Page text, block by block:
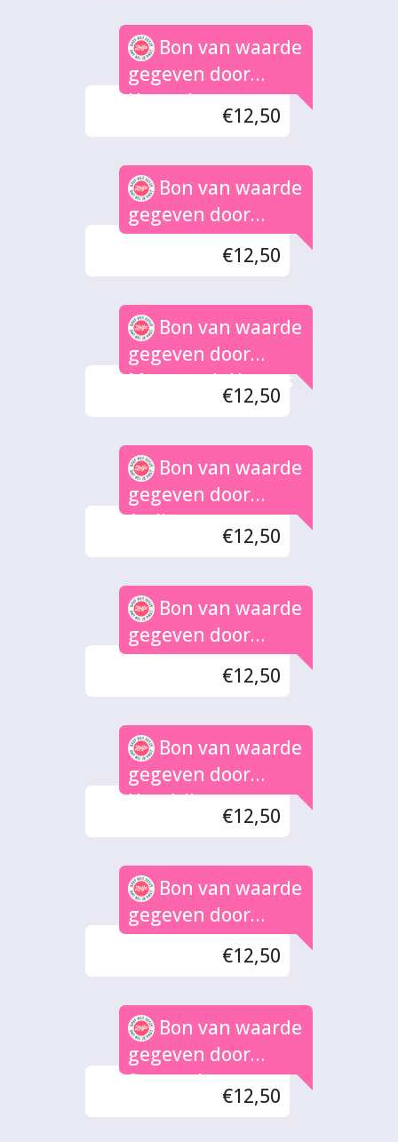
Bon van waarde
gegeven door
Hannah
€12,50
Bon van waarde
gegeven door
Astrid
€12,50
Bon van waarde
gegeven door
Margareth Harens
€12,50
Bon van waarde
gegeven door
Aydin
€12,50
Bon van waarde
gegeven door
Geraldine
€12,50
Bon van waarde
gegeven door
Hendrikse
€12,50
Bon van waarde
gegeven door
H.Maalderink
€12,50
Bon van waarde
gegeven door
Samantha
€12,50